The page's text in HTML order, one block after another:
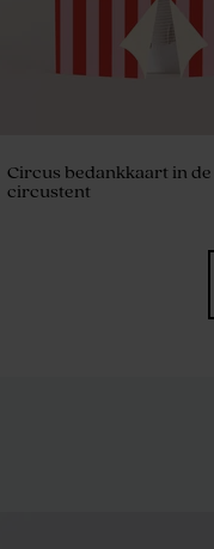
Circus bedankkaart in
circustent